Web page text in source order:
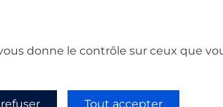
donne le contrôle sur ceux que
Tout accepter
+33